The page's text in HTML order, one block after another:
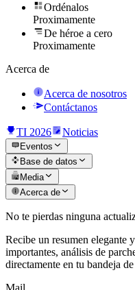
Ordénalos
Proximamente
De héroe a cero
Proximamente
Acerca de
Acerca de nosotros
Contáctanos
TI 2026 Noticias
Eventos
Base de datos
Media
Acerca de
No te pierdas ninguna
Recibe un resumen elegante
importantes, análisis de
directamente en tu bandeja
Mail